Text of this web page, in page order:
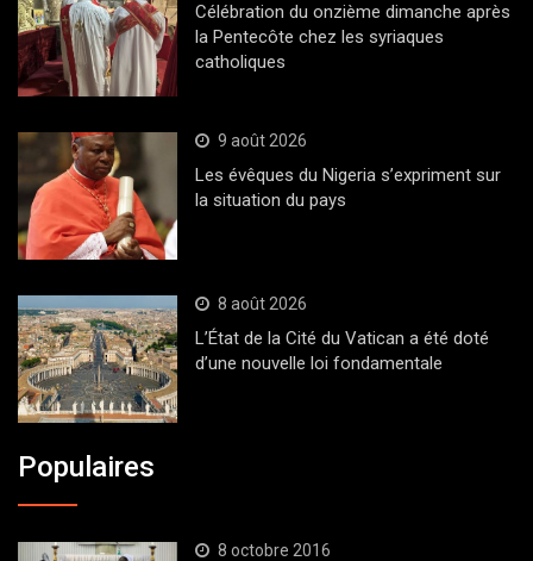
Célébration du onzième dimanche après
la Pentecôte chez les syriaques
catholiques
9 août 2026
Les évêques du Nigeria s’expriment sur
la situation du pays
8 août 2026
L’État de la Cité du Vatican a été doté
d’une nouvelle loi fondamentale
Populaires
8 octobre 2016